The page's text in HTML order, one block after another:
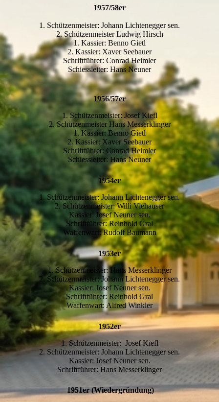
1957/58er
1. Schützenmeister: Johann Lichtenegger sen.
2. Schützenmeister Ludwig Hirsch
1. Kassier: Benno Gietl
2. Kassier: Xaver Seebauer
Schriftführer: Conrad Heimler
Schiessleiter: Hans Neuner
1956/57er
1. Schützenmeister: Josef Kiefl
2. Schützenmeister Hans Messerklinger
1. Kassier: Benno Gietl
2. Kassier: Xaver Seebauer
Schriftführer: Conrad Heimler
Schiessleiter: Hans Neuner
1954er
1. Schützenmeister: Johann Lichtenegger sen.
2. Schützenmeister: Willi Viehauser
Kassier: Josef Neuner sen.
Schriftführer: Reinhold Gral
Waffenwart: Rudolf Baumann
1953er
1. Schützenmeister: Hans Messerklinger
2. Schützenmeister: Johann Lichtenegger sen.
Kassier: Josef Neuner sen.
Schriftführer: Reinhold Gral
Waffenwart: Alfred Winkler
1952er
1. Schützenmeister: Josef Kiefl
2. Schützenmeister: Johann Lichtenegger sen.
Kassier: Josef Neuner sen.
Schriftführer: Hans Messerklinger
1951er (Wiedergründung)